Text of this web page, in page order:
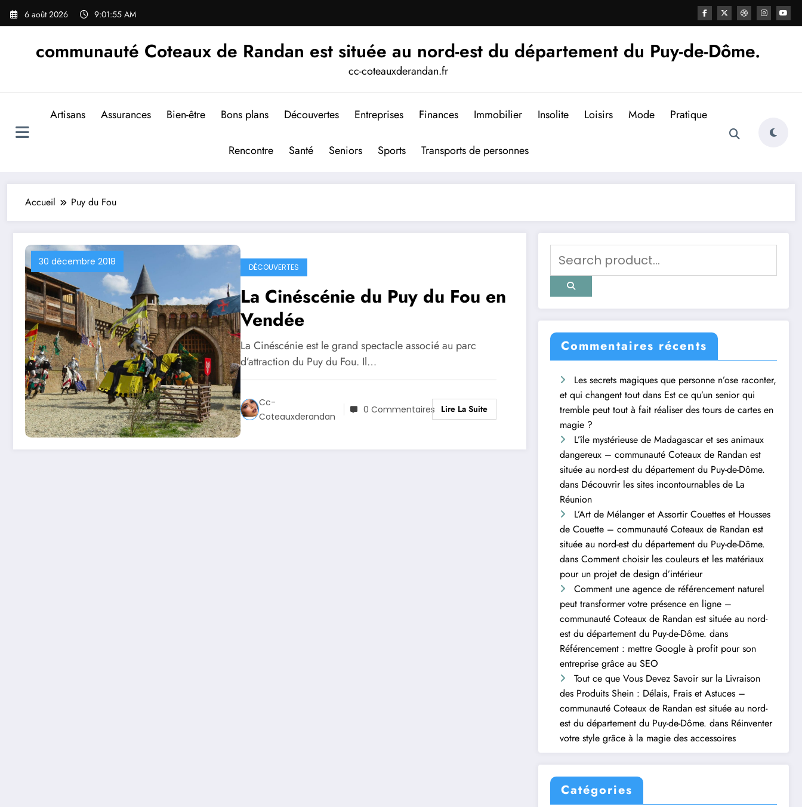
Aller
6 août 2026 9:01:56 AM
communauté Coteaux de Randan est située au nord-est du département du Puy-de-Dôme.
cc-coteauxderandan.fr
Artisans Assurances Bien-être Bons plans Découvertes Entreprises Finances Immobilier Insolite Loisirs Mode Pratique
Rencontre Santé Seniors Sports Transports de personnes
Accueil Puy du Fou
30 décembre 2018 DÉCOUVERTES
La Cinéscénie du Puy du Fou en
Vendée
La Cinéscénie est le grand spectacle associé au parc
d’attraction du Puy du Fou. Il…
Cc-
Coteauxderandan
0 Commentaires Lire La Suite
Commentaires récents
Les secrets magiques que personne n’ose raconter,
et qui changent tout dans Est ce qu’un senior qui
tremble peut tout à fait réaliser des tours de cartes en
magie ?
L’île mystérieuse de Madagascar et ses animaux
dangereux – communauté Coteaux de Randan est
située au nord-est du département du Puy-de-Dôme.
dans Découvrir les sites incontournables de La
Réunion
L’Art de Mélanger et Assortir Couettes et Housses
de Couette – communauté Coteaux de Randan est
située au nord-est du département du Puy-de-Dôme.
dansComment choisir les couleurs et les matériaux
pour un projet de design d’intérieur
Comment une agence de référencement naturel
peut transformer votre présence en ligne –
communauté Coteaux de Randan est située au nord-
est du département du Puy-de-Dôme. dans
Référencement : mettre Google à profit pour son
entreprise grâce au SEO
Tout ce que Vous Devez Savoir sur la Livraison
des Produits Shein : Délais, Frais et Astuces –
communauté Coteaux de Randan est située au nord-
est du département du Puy-de-Dôme. dans Réinventer
votre style grâce à la magie des accessoires
Catégories